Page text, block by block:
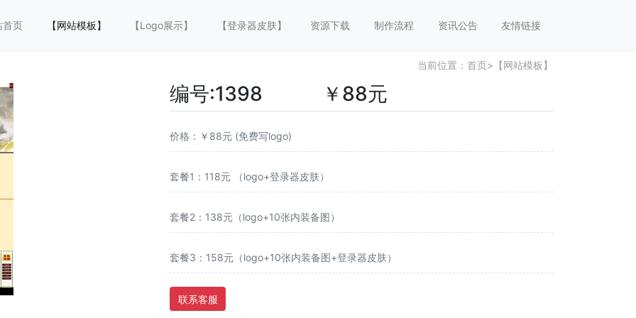
首页 【网站模板】 【Logo展示】 【登录器皮肤】 资源下载 制作流程 资讯公告 友情链接
当前位置： 首页> 【网站模板】
编号:1398 ￥88元
价格：￥88元 (免费写logo)
套餐1：118元 （logo+登录器皮肤）
套餐2：138元（logo+10张内装备图）
套餐3：158元（logo+10张内装备图+登录器皮肤）
联系客服